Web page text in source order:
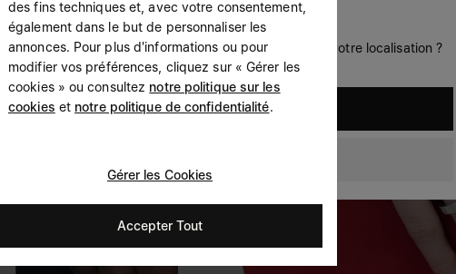
soyez à United States. Souhaitez-vous mettre à jour votre localisation ?
United States
des fins techniques et, avec votre consentement,
également dans le but de personnaliser les
annonces. Pour plus d'informations ou pour
modifier vos préférences, cliquez sur « Gérer les
cookies » ou consultez notre politique sur les
cookies et notre politique de confidentialité.
Gérer les Cookies
Accepter Tout